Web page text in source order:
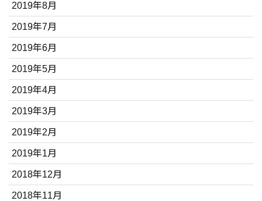
2019年8月
2019年7月
2019年6月
2019年5月
2019年4月
2019年3月
2019年2月
2019年1月
2018年12月
2018年11月